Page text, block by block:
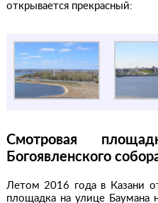
открывается прекрасный:
Смотровая
Богоявленского
Летом 2016 года в Казани
площадка на улице Баумана